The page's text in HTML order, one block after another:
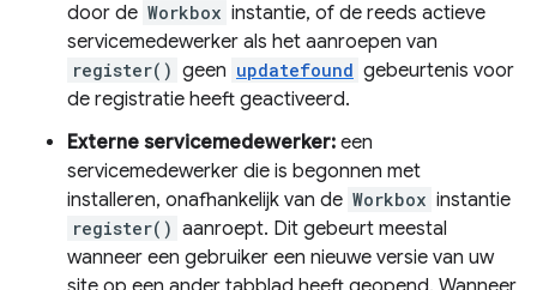
door de Workbox instantie, of de reeds actieve
servicemedewerker als het aanroepen van
register() geen updatefound gebeurtenis voor
de registratie heeft geactiveerd.
Externe servicemedewerker: een
servicemedewerker die is begonnen met
installeren, onafhankelijk van de Workbox instantie
register() aanroept. Dit gebeurt meestal
wanneer een gebruiker een nieuwe versie van uw